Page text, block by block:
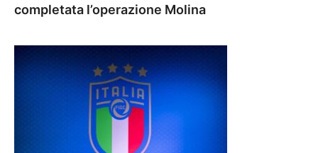
completata l’operazione Molina